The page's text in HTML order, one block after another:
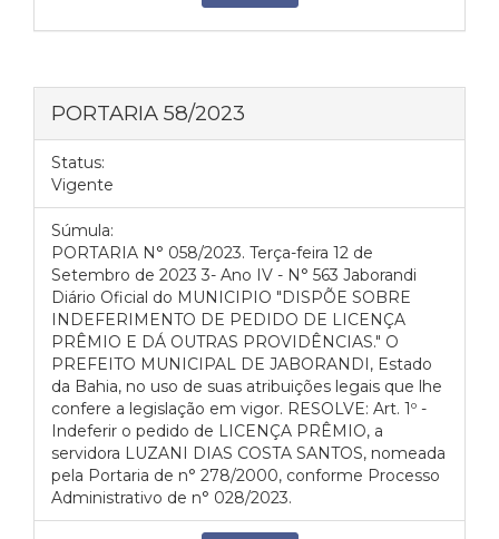
PORTARIA 58/2023
Status:
Vigente
Súmula:
PORTARIA N° 058/2023. Terça-feira 12 de
Setembro de 2023 3- Ano IV - N° 563 Jaborandi
Diário Oficial do MUNICIPIO "DISPÕE SOBRE
INDEFERIMENTO DE PEDIDO DE LICENÇA
PRÊMIO E DÁ OUTRAS PROVIDÊNCIAS." O
PREFEITO MUNICIPAL DE JABORANDI, Estado
da Bahia, no uso de suas atribuições legais que lhe
confere a legislação em vigor. RESOLVE: Art. 1º -
Indeferir o pedido de LICENÇA PRÊMIO, a
servidora LUZANI DIAS COSTA SANTOS, nomeada
pela Portaria de n° 278/2000, conforme Processo
Administrativo de n° 028/2023.